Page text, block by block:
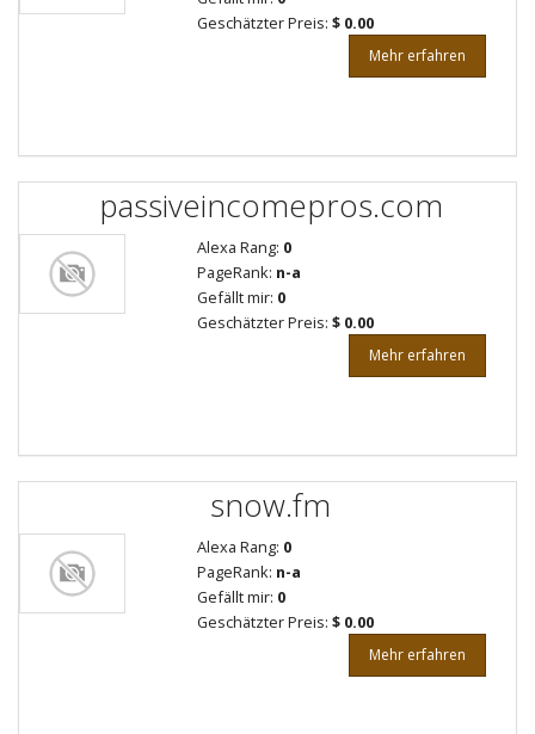
Geschätzter Preis: $ 0.00
Mehr erfahren
passiveincomepros.com
Alexa Rang: 0
PageRank: n-a
Gefällt mir: 0
Geschätzter Preis: $ 0.00
Mehr erfahren
snow.fm
Alexa Rang: 0
PageRank: n-a
Gefällt mir: 0
Geschätzter Preis: $ 0.00
Mehr erfahren